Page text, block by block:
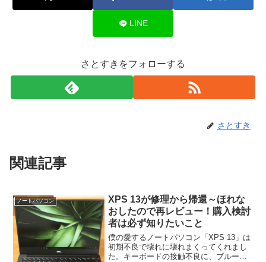
LINE
さとすきをフォローする
さとすき
関連記事
ノートパソコン
XPS 13が修理から帰還～ほれな
おしたので再レビュー！購入検討
者は必ず知りたいこと
僕の愛するノートパソコン「XPS 13」は
初期不良で壊れに壊れまくってくれまし
た。キーボードの接触不良に、ブルート